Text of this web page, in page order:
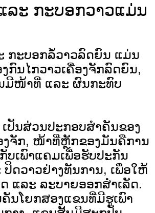
ລະ ກະບອກວາວແມ່ນ
ກະບອກລໍ້ວາວລົດຍົນ ແມ່ນ
ກົນໄກວາວເຄື່ອງຈັກລົດຍົນ,
ມີໜ້າທີ່ ແລະ ຜົນກະທົບ
ປັນສ່ວນປະກອບສຳຄັນຂອງ
ງຈັກ, ໜ້າທີ່ຫຼັກຂອງມັນຄືການ
ບເພົາແຄມເພື່ອຮັບປະກັນ
ປິດວາວຢ່າງທັນການ, ເພື່ອໃຫ້
ແລະ ລະບາຍອອກສຳເລັດ.
ນໂຍກສອງແຂນທີ່ມີຮູເພົາ